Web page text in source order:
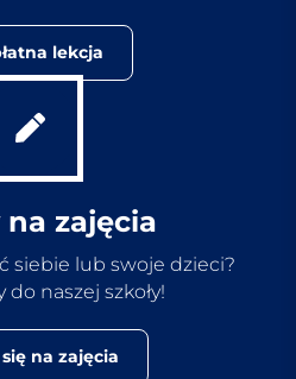
lekcja
zajęcia
siebie lub swoje dzieci?
do naszej szkoły!
na zajęcia